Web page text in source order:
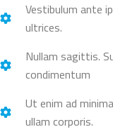
Vestibulum ante
ultrices.
Nullam sagittis.
condimentum
Ut enim ad
ullam corporis.